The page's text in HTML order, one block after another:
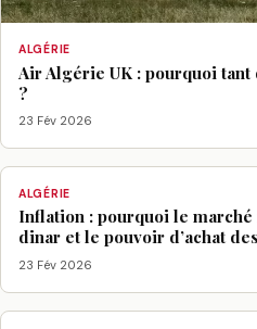
ALGÉRIE
Air Algérie UK : pourquoi
?
23 Fév 2026
ALGÉRIE
Inflation : pourquoi le
dinar et le pouvoir d’achat
23 Fév 2026